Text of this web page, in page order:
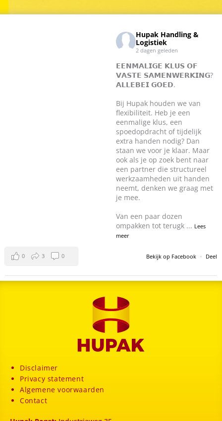
Hupak Handling &
Logistiek
2 dagen geleden
𝗘𝗘𝗡𝗠𝗔𝗟𝗜𝗚𝗘 𝗞𝗟𝗨𝗦 𝗢𝗙
𝗩𝗔𝗦𝗧𝗘 𝗦𝗔𝗠𝗘𝗡𝗪𝗘𝗥𝗞𝗜𝗡𝗚?
𝗔𝗟𝗟𝗘𝗕𝗘𝗜 𝗚𝗢𝗘𝗗.
Bij Hupak houden we van
flexibiliteit. Heb je een
eenmalige klus, een
spoedopdracht of tijdelijk
extra handen nodig? Dan
staan we voor je klaar. Maar
ook als je op zoek bent naar
een partner die structureel
werkzaamheden uit handen
neemt, denken we graag met
je mee.
Van een paar dozen
ompakken tot terugk ... Lees
meer
Bekijk op Facebook · Deel
0 3 0
Disclaimer
Privacy statement
Algemene voorwaarden
Contact